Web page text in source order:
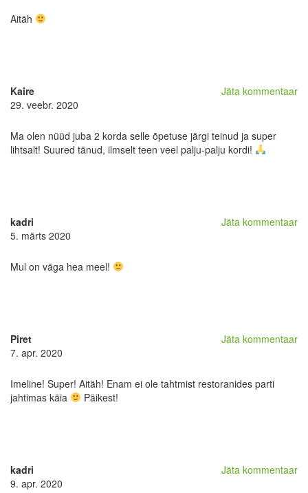
Aitäh
Jäta kommentaar
Kaire
29. veebr. 2020
Ma olen nüüd juba 2 korda selle õpetuse järgi teinud ja super
lihtsalt! Suured tänud, ilmselt teen veel palju-palju kordi!
Jäta kommentaar
kadri
5. märts 2020
Mul on väga hea meel!
Jäta kommentaar
Piret
7. apr. 2020
Imeline! Super! Aitäh! Enam ei ole tahtmist restoranides parti
jahtimas käia
Päikest!
Jäta kommentaar
kadri
9. apr. 2020